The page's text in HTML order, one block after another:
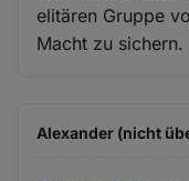
elitären Gruppe
Macht zu sichern.
Alexander (nicht